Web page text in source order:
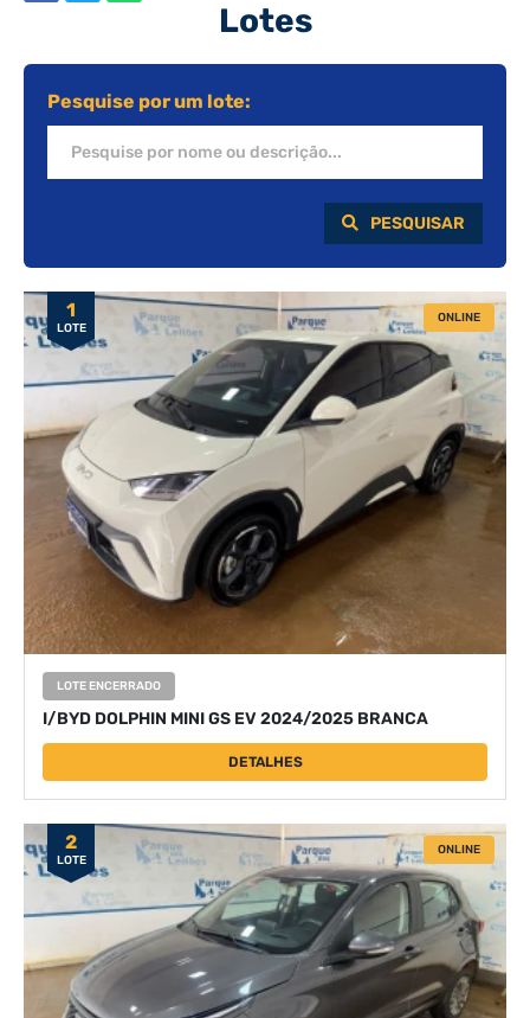
Lotes
Pesquise por um lote:
PESQUISAR
1
LOTE
ONLINE
LOTE ENCERRADO
I/BYD DOLPHIN MINI GS EV 2024/2025 BRANCA
DETALHES
2
LOTE
ONLINE